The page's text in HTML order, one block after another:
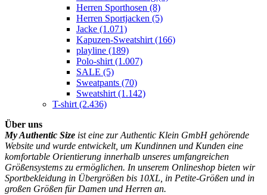
Herren Sporthosen (8)
Herren Sportjacken (5)
Jacke (1.071)
Kapuzen-Sweatshirt(166)
playline (189)
Polo-shirt(1.007)
SALE (5)
Sweatpants (70)
Sweatshirt(1.142)
T-shirt(2.436)
Über uns
My Authentic Size ist eine zur Authentic Klein GmbH gehörende
Website und wurde entwickelt, um Kundinnen und Kunden eine
komfortable Orientierung innerhalb unseres umfangreichen
Größensystems zu ermöglichen. In unserem Onlineshop bieten wir
Sportbekleidung in Übergrößen bis 10XL, in Petite-Größen und in
großen Größen für Damen und Herren an.